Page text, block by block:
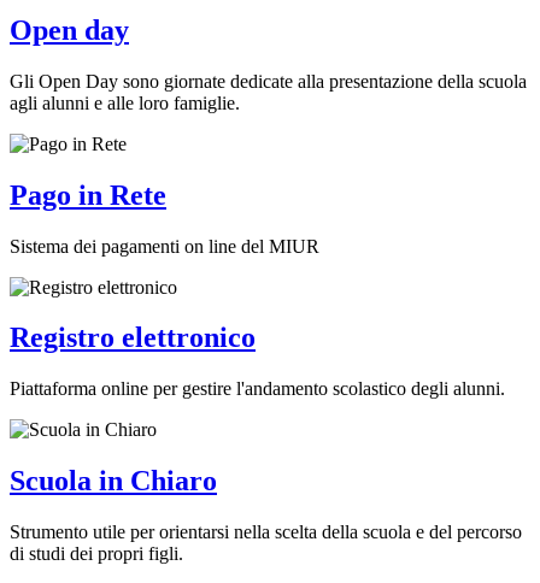
Open day
Gli Open Day sono giornate dedicate alla presentazione della scuola
agli alunni e alle loro famiglie.
Pago in Rete
Sistema dei pagamenti on line del MIUR
Registro elettronico
Piattaforma online per gestire l'andamento scolastico degli alunni.
Scuola in Chiaro
Strumento utile per orientarsi nella scelta della scuola e del percorso
di studi dei propri figli.